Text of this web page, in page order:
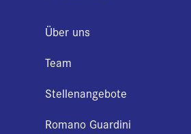
Über uns
Team
Stellenangebote
Romano Guardini